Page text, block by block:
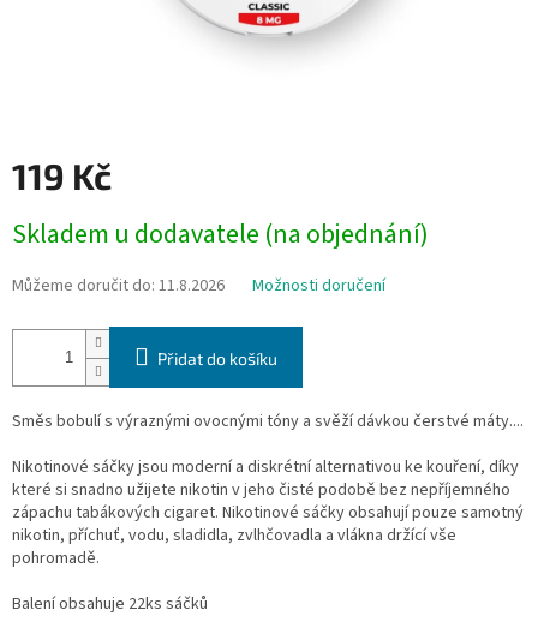
119 Kč
cena:
Skladem u dodavatele (na objednání)
Můžeme doručit do: 11.8.2026 Možnosti doručení
Přidat do košíku
Směs bobulí s výraznými ovocnými tóny a svěží dávkou čerstvé máty....
Nikotinové sáčky jsou moderní a diskrétní alternativou ke kouření, díky
které si snadno užijete nikotin v jeho čisté podobě bez nepříjemného
zápachu tabákových cigaret. Nikotinové sáčky obsahují pouze samotný
nikotin, příchuť, vodu, sladidla, zvlhčovadla a vlákna držící vše
pohromadě.
Balení obsahuje 22ks sáčků